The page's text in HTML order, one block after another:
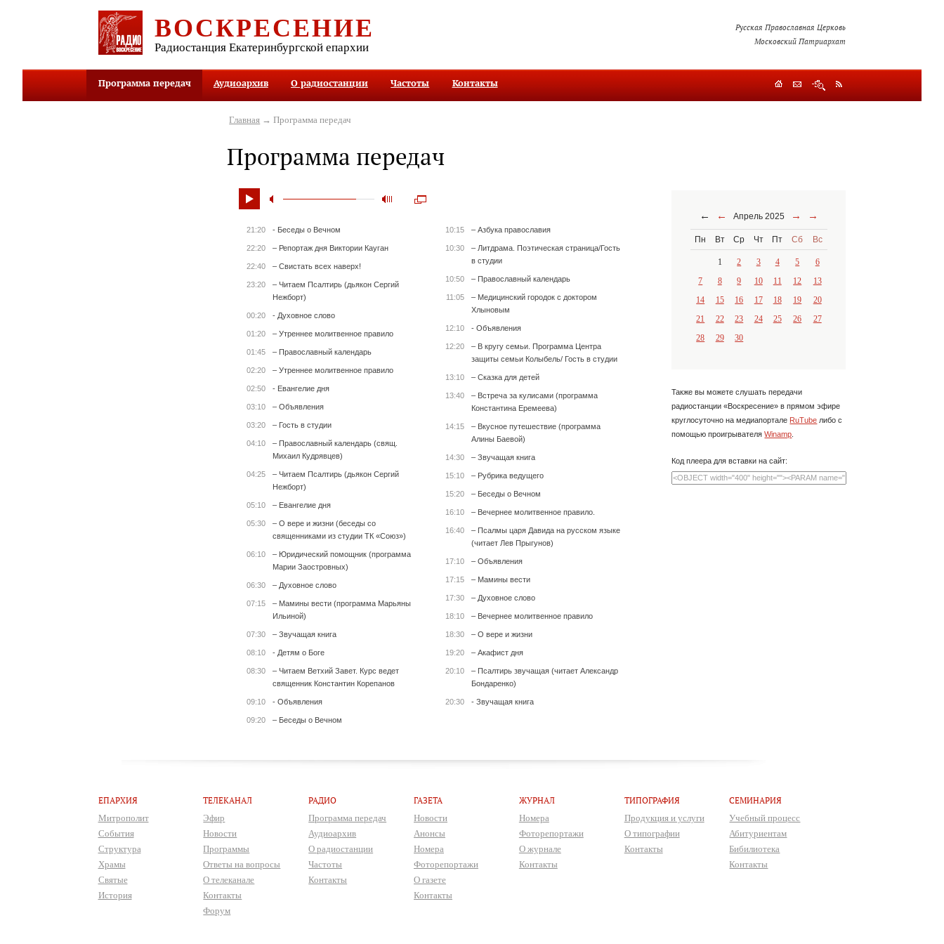
ВОСКРЕСЕНИЕ
Радиостанция Екатеринбургской епархии
Русская Православная Церковь
Московский Патриархат
Программа передач Аудиоархив О радиостанции Частоты Контакты
Главная → Программа передач
Программа передач
21:20 - Беседы о Вечном
22:20 – Репортаж дня Виктории Кауган
22:40 – Свистать всех наверх!
23:20
– Читаем Псалтирь (дьякон Сергий
Нежборт)
00:20 - Духовное слово
01:20 – Утреннее молитвенное правило
01:45 – Православный календарь
02:20 – Утреннее молитвенное правило
02:50 - Евангелие дня
03:10 – Объявления
03:20 – Гость в студии
04:10
– Православный календарь (свящ.
Михаил Кудрявцев)
04:25
– Читаем Псалтирь (дьякон Сергий
Нежборт)
05:10 – Евангелие дня
05:30
– О вере и жизни (беседы со
священниками из студии ТК «Союз»)
06:10
– Юридический помощник (программа
Марии Заостровных)
06:30 – Духовное слово
07:15
– Мамины вести (программа Марьяны
Ильиной)
07:30 – Звучащая книга
08:10 - Детям о Боге
08:30
– Читаем Ветхий Завет. Курс ведет
священник Константин Корепанов
09:10 - Объявления
09:20 – Беседы о Вечном
10:15 – Азбука православия
10:30
– Литдрама. Поэтическая страница/Гость
в студии
10:50 – Православный календарь
11:05
– Медицинский городок с доктором
Хлыновым
12:10 - Объявления
12:20
– В кругу семьи. Программа Центра
защиты семьи Колыбель/ Гость в студии
13:10 – Сказка для детей
13:40
– Встреча за кулисами (программа
Константина Еремеева)
14:15
– Вкусное путешествие (программа
Алины Баевой)
14:30 – Звучащая книга
15:10 – Рубрика ведущего
15:20 – Беседы о Вечном
16:10 – Вечернее молитвенное правило.
16:40
– Псалмы царя Давида на русском языке
(читает Лев Прыгунов)
17:10 – Объявления
17:15 – Мамины вести
17:30 – Духовное слово
18:10 – Вечернее молитвенное правило
18:30 – О вере и жизни
19:20 – Акафист дня
20:10
– Псалтирь звучащая (читает Александр
Бондаренко)
20:30 - Звучащая книга
← ← Апрель 2025 → →
Пн Вт Ср Чт Пт Сб Вс
1 2 3 4 5
6
7
8 9 10 11 12
13
14
15 16 17 18 19
20
21
22 23 24 25 26
27
28
29 30
Также вы можете слушать передачи
радиостанции «Воскресение» в прямом эфире
круглосуточно на медиапортале RuTube либо с
помощью проигрывателяWinamp.
Код плеера для вставки на сайт:
ЕПАРХИЯ
Митрополит
События
Структура
Храмы
Святые
История
ТЕЛЕКАНАЛ
Эфир
Новости
Программы
Ответы на вопросы
О телеканале
Контакты
Форум
РАДИО
Программа передач
Аудиоархив
О радиостанции
Частоты
Контакты
ГАЗЕТА
Новости
Анонсы
Номера
Фоторепортажи
О газете
Контакты
ЖУРНАЛ
Номера
Фоторепортажи
О журнале
Контакты
ТИПОГРАФИЯ
Продукция и услуги
О типографии
Контакты
СЕМИНАРИЯ
Учебный процесс
Абитуриентам
Бибилиотека
Контакты